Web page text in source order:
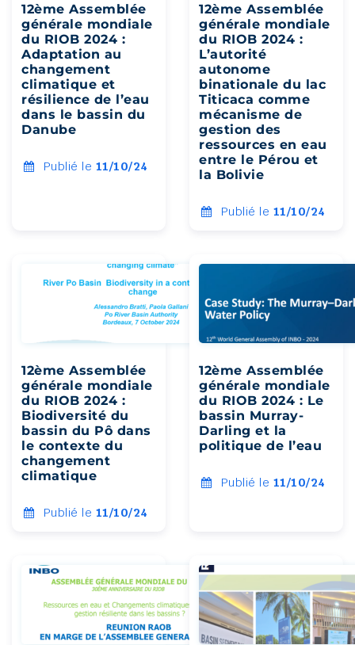
12ème Assemblée
générale mondiale
du RIOB 2024 :
Adaptation au
changement
climatique et
résilience de l’eau
dans le bassin du
Danube
Publié le 11/10/24
12ème Assemblée
générale mondiale
du RIOB 2024 :
L’autorité
autonome
binationale du lac
Titicaca comme
mécanisme de
gestion des
ressources en eau
entre le Pérou et
la Bolivie
Publié le 11/10/24
12ème Assemblée
générale mondiale
du RIOB 2024 :
Biodiversité du
bassin du Pô dans
le contexte du
changement
climatique
Publié le 11/10/24
12ème Assemblée
générale mondiale
du RIOB 2024 : Le
bassin Murray-
Darling et la
politique de l’eau
Publié le 11/10/24